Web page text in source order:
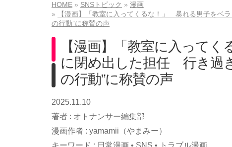
HOME SNSトピック
漫画
【漫画】「教室に入ってくるな！」 暴れる男子をベ
の行動”に称賛の声
【漫画】「教室に入って
に閉め出した担任 行き過
の行動”に称賛の声
2025.11.10
著者 : オトナンサー編集部
漫画作者 : yamamii（やまみー）
キーワード : 日常漫画 • SNS • トラブル漫画